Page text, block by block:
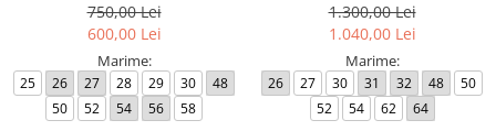
Imbracaminte sport dama
Tricouri dama
Geci si Scurte
Paltoane
Camasi barbati
Sacouri barbati
Scurte, Paltoane barbati
Pantaloni barbati
750,00 Lei
600,00 Lei
Marime:
25 26 27 28 29 30
48
50
52 54 56 58
1.300,00 Lei
1.040,00 Lei
Marime:
26 27 30 31 32 48
50
52
54 62 64